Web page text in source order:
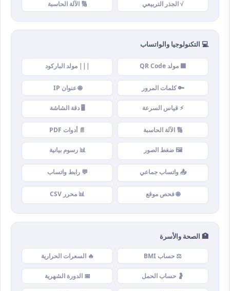
√ الجذر التربيعي 🔢 الآلة الحاسبة
💻 التكنولوجيا والواتساب
⬛ مولد QR Code ||| مولد الباركود
🔑 كلمات المرور 🌐 عنوان IP
⚡ قياس السرعة 🖥️ دقة الشاشة
🔢 الآلة الحاسبة 📄 أدوات PDF
🖼️ ضغط الصور 📊 رسوم بيانية
📤 واتساب جماعي 💬 رابط واتساب
🌐 فحص موقع 📊 محرر CSV
🏥 الصحة والأسرة
⚖️ حساب BMI 🔥 السعرات الحرارية
🤰 حساب الحمل 📅 الدورة الشهرية